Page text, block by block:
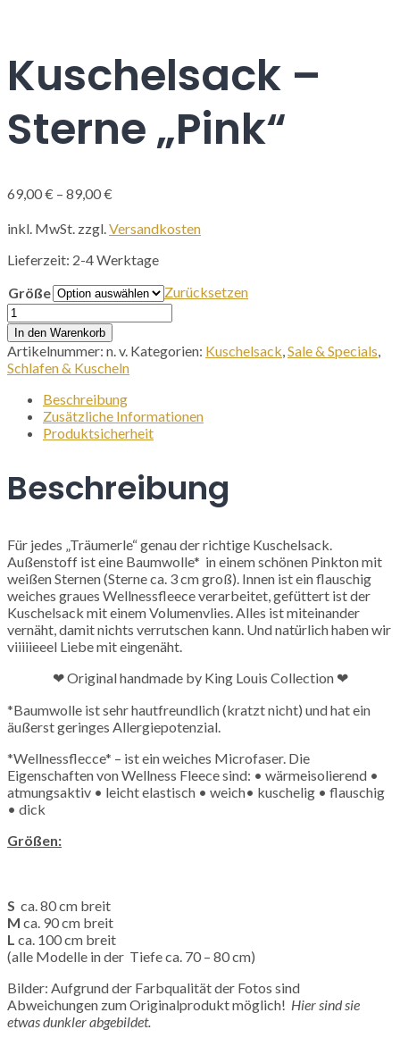
Kuschelsack –
Sterne „Pink“
69,00€ – 89,00€
inkl. MwSt. zzgl.Versandkosten
Lieferzeit: 2-4 Werktage
Größe
Zurücksetzen
Kuschelsack
-
Sterne
„Pink“
Menge
In den Warenkorb
Artikelnummer: n. v. Kategorien: Kuschelsack,Sale & Specials,
Schlafen & Kuscheln
Beschreibung
Zusätzliche Informationen
Produktsicherheit
Beschreibung
Für jedes „Träumerle“ genau der richtige Kuschelsack.
Außenstoff ist eine Baumwolle* in einem schönen Pinkton mit
weißen Sternen (Sterne ca. 3 cm groß). Innen ist ein flauschig
weiches graues Wellnessfleece verarbeitet, gefüttert ist der
Kuschelsack mit einem Volumenvlies. Alles ist miteinander
vernäht, damit nichts verrutschen kann. Und natürlich haben wir
viiiiieeel Liebe mit eingenäht.
❤ Original handmade by King Louis Collection ❤
*Baumwolle ist sehr hautfreundlich (kratzt nicht) und hat ein
äußerst geringes Allergiepotenzial.
*Wellnessflecce* – ist ein weiches Microfaser. Die
Eigenschaften von Wellness Fleece sind: • wärmeisolierend •
atmungsaktiv • leicht elastisch • weich• kuschelig • flauschig
• dick
Größen:
S ca. 80 cm breit
M ca. 90 cm breit
L ca. 100 cm breit
(alle Modelle in der Tiefe ca. 70 – 80 cm)
Bilder: Aufgrund der Farbqualität der Fotos sind
Abweichungen zum Originalprodukt möglich! Hier sind sie
etwas dunkler abgebildet.